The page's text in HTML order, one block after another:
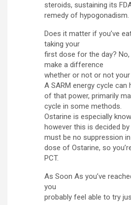
steroids, sustaining its
remedy of hypogonadism.
Does it matter if you’ve
taking your
first dose for the day?
make a difference
whether or not or not
A SARM energy cycle
of that power, primarily
cycle in some methods.
Ostarine is especially
however this is decided
must be no suppression
dose of Ostarine, so
PCT.
As Soon As you’ve
you
probably feel able to try